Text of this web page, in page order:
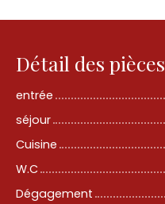
Détail des pièces
entrée
séjour
Cuisine
W.C
Dégagement